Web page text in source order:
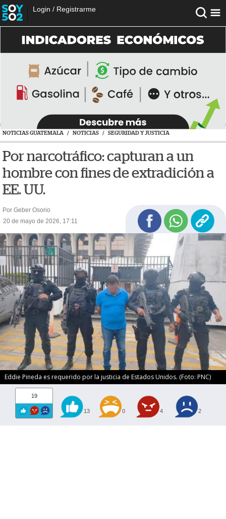
Login / Registrarme
NOTICIAS GUATEMALA / NOTICIAS / SEGURIDAD Y JUSTICIA
Por narcotráfico: capturan a un
hombre con fines de extradición a
EE. UU.
Por Geber Osorio
20 de mayo de 2026, 17:11
Eddie Pineda es requerido por la justicia de Estados Unidos. (Foto: PNC)
19
13 0 4 2